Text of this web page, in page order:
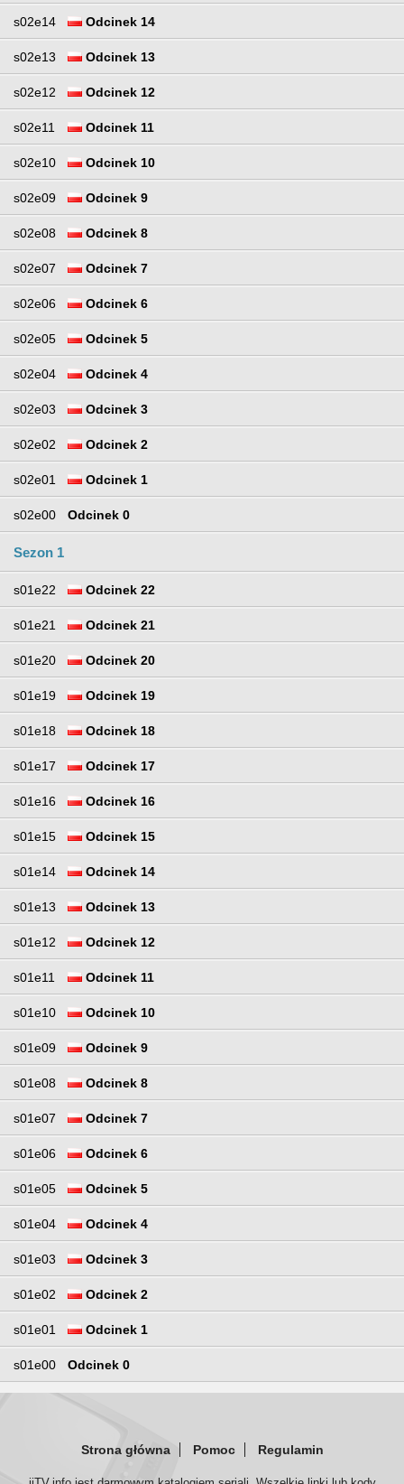
s02e14 Odcinek 14
s02e13 Odcinek 13
s02e12 Odcinek 12
s02e11 Odcinek 11
s02e10 Odcinek 10
s02e09 Odcinek 9
s02e08 Odcinek 8
s02e07 Odcinek 7
s02e06 Odcinek 6
s02e05 Odcinek 5
s02e04 Odcinek 4
s02e03 Odcinek 3
s02e02 Odcinek 2
s02e01 Odcinek 1
s02e00 Odcinek 0
Sezon 1
s01e22 Odcinek 22
s01e21 Odcinek 21
s01e20 Odcinek 20
s01e19 Odcinek 19
s01e18 Odcinek 18
s01e17 Odcinek 17
s01e16 Odcinek 16
s01e15 Odcinek 15
s01e14 Odcinek 14
s01e13 Odcinek 13
s01e12 Odcinek 12
s01e11 Odcinek 11
s01e10 Odcinek 10
s01e09 Odcinek 9
s01e08 Odcinek 8
s01e07 Odcinek 7
s01e06 Odcinek 6
s01e05 Odcinek 5
s01e04 Odcinek 4
s01e03 Odcinek 3
s01e02 Odcinek 2
s01e01 Odcinek 1
s01e00 Odcinek 0
Strona główna Pomoc Regulamin